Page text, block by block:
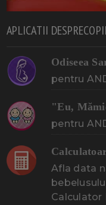
APLICATII DESPRECOPII
Odiseea
pentru
"Eu,
pentru
Afla data
Calculator